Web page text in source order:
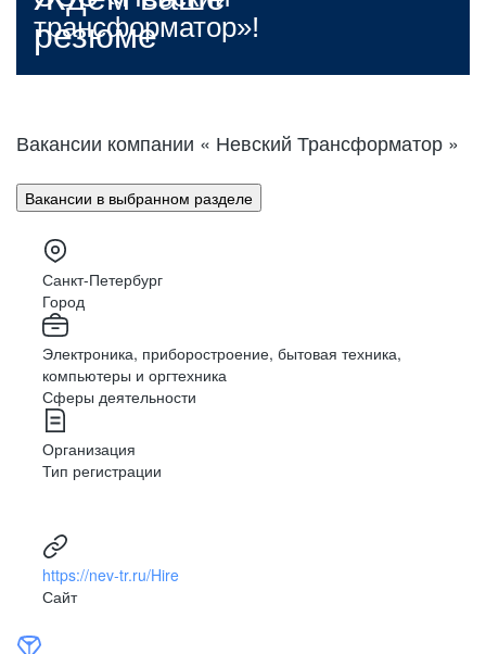
резюме
карьеры.
работа в команде профессионалов,
привлекательный социальный
пакет и яркая корпоративная жизнь.
трансформатор»!
Вакансии компании « Невский Трансформатор »
Вакансии в выбранном разделе
Санкт-Петербург
Город
Электроника, приборостроение, бытовая техника,
компьютеры и оргтехника
Сферы деятельности
Организация
Тип регистрации
https://nev-tr.ru/Hire
Сайт